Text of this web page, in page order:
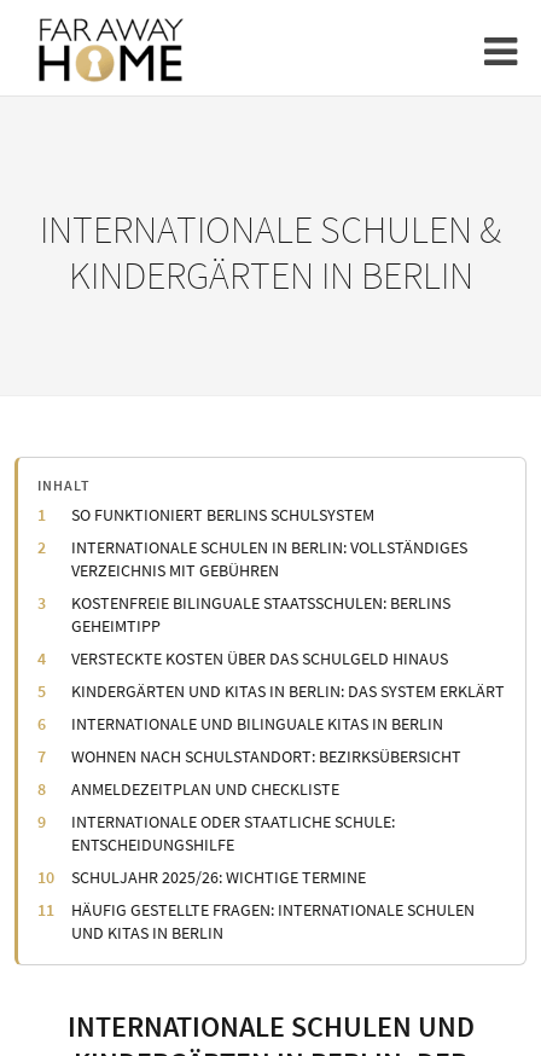
INTERNATIONALE SCHULEN &
KINDERGÄRTEN IN BERLIN
INHALT
SO FUNKTIONIERT BERLINS SCHULSYSTEM
INTERNATIONALE SCHULEN IN BERLIN: VOLLSTÄNDIGES
VERZEICHNIS MIT GEBÜHREN
KOSTENFREIE BILINGUALE STAATSSCHULEN: BERLINS
GEHEIMTIPP
VERSTECKTE KOSTEN ÜBER DAS SCHULGELD HINAUS
KINDERGÄRTEN UND KITAS IN BERLIN: DAS SYSTEM ERKLÄRT
INTERNATIONALE UND BILINGUALE KITAS IN BERLIN
WOHNEN NACH SCHULSTANDORT: BEZIRKSÜBERSICHT
ANMELDEZEITPLAN UND CHECKLISTE
INTERNATIONALE ODER STAATLICHE SCHULE:
ENTSCHEIDUNGSHILFE
SCHULJAHR 2025/26: WICHTIGE TERMINE
HÄUFIG GESTELLTE FRAGEN: INTERNATIONALE SCHULEN
UND KITAS IN BERLIN
INTERNATIONALE SCHULEN UND